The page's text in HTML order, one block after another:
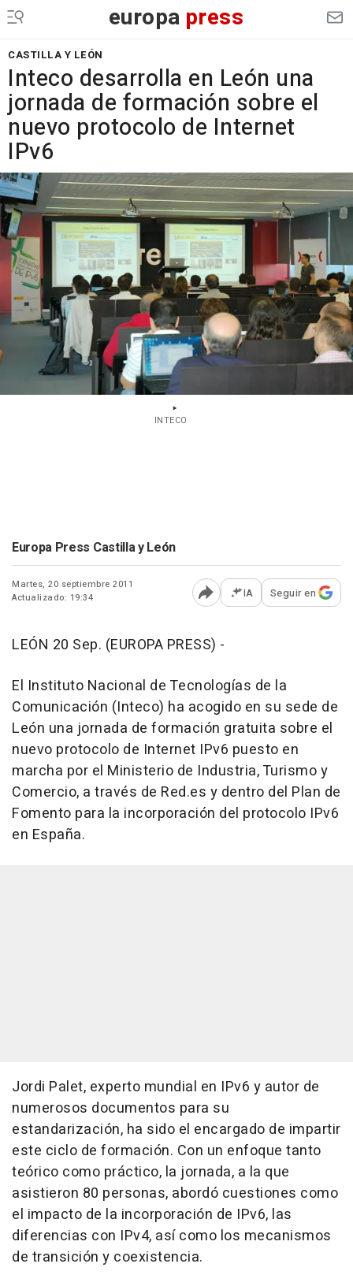
europa press
CASTILLA Y LEÓN
Inteco desarrolla en León una
jornada de formación sobre el
nuevo protocolo de Internet
IPv6
INTECO
Europa Press Castilla y León
Martes, 20 septiembre 2011
Actualizado: 19:34
Abrir opciones para
IA Seguir en
LEÓN 20 Sep. (EUROPA PRESS) -
El Instituto Nacional de Tecnologías de la
Comunicación (Inteco) ha acogido en su sede de
León una jornada de formación gratuita sobre el
nuevo protocolo de Internet IPv6 puesto en
marcha por el Ministerio de Industria, Turismo y
Comercio, a través de Red.es y dentro del Plan de
Fomento para la incorporación del protocolo IPv6
en España.
Jordi Palet, experto mundial en IPv6 y autor de
numerosos documentos para su
estandarización, ha sido el encargado de impartir
este ciclo de formación. Con un enfoque tanto
teórico como práctico, la jornada, a la que
asistieron 80 personas, abordó cuestiones como
el impacto de la incorporación de IPv6, las
diferencias con IPv4, así como los mecanismos
de transición y coexistencia.